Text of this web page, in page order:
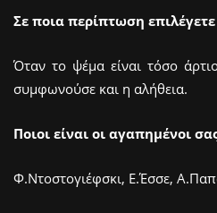
Σε ποια περίπτωση
Όταν το ψέμα είναι τόσο
συμφωνούσε και η αλήθεια.
Ποιοι είναι οι αγαπημένοι
Φ.Ντοστογιέφσκι, Ε.Έσσε,